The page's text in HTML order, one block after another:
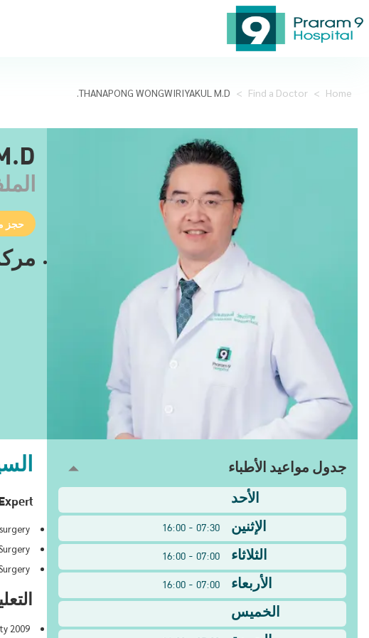
Home
>
Find a Doctor
>
THANAPONG WONGWIRIYAKUL M.D.
حجز
جدول مواعيد الأطباء
الأحد
الإثنين
07:30 - 16:00
الثلاثاء
07:00 - 16:00
الأربعاء
07:00 - 16:00
الخميس
2009 Surgery Ramathibodi Hospital Mahidol University